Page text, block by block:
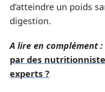
d’atteindre un poids
digestion.
A lire en complément :
par des
experts ?